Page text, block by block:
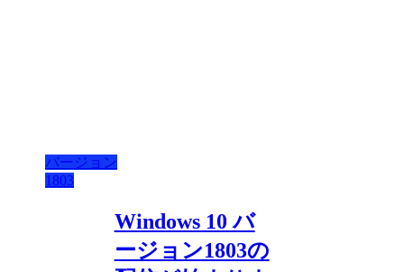
バージョン
1803
Windows 10 バ
ージョン1803の